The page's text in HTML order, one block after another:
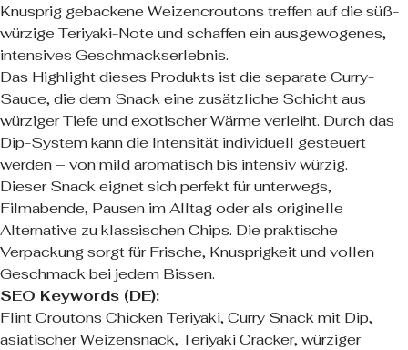
Knusprig gebackene Weizencroutons treffen auf die süß-
würzige Teriyaki-Note und schaffen ein ausgewogenes,
intensives Geschmackserlebnis.
Das Highlight dieses Produkts ist die separate Curry-
Sauce, die dem Snack eine zusätzliche Schicht aus
würziger Tiefe und exotischer Wärme verleiht. Durch das
Dip-System kann die Intensität individuell gesteuert
werden – von mild aromatisch bis intensiv würzig.
Dieser Snack eignet sich perfekt für unterwegs,
Filmabende, Pausen im Alltag oder als originelle
Alternative zu klassischen Chips. Die praktische
Verpackung sorgt für Frische, Knusprigkeit und vollen
Geschmack bei jedem Bissen.
SEO Keywords (DE):
Flint Croutons Chicken Teriyaki, Curry Snack mit Dip,
asiatischer Weizensnack, Teriyaki Cracker, würziger